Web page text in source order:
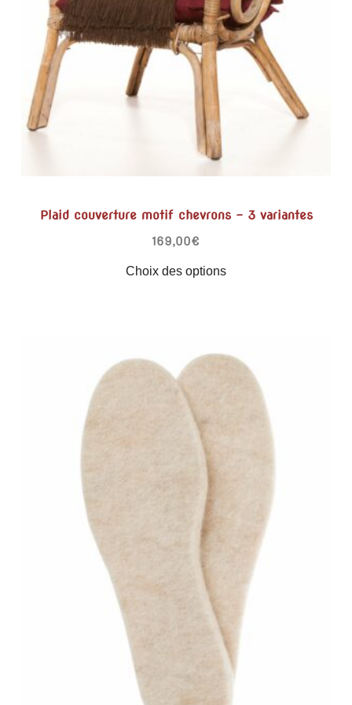
Plaid couverture motif chevrons – 3 variantes
169,00€
Choix des options